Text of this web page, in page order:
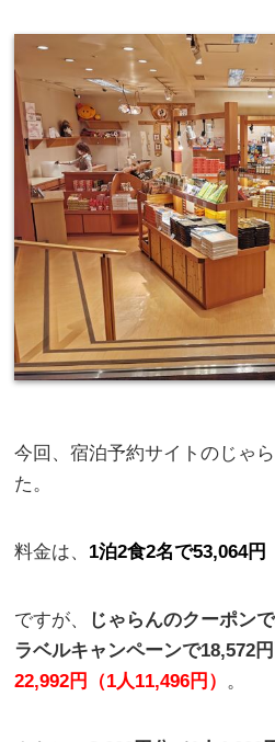
今回、宿泊予約サイトのじゃ
た。
料金は、 1泊2食2名で53,064円
ですが、 じゃらんのクーポン
ラベルキャンペーンで18,572
22,992円（1人11,496円） 。